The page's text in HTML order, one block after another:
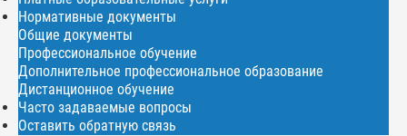
Нормативные документы
Общие документы
Профессиональное обучение
Дополнительное профессиональное образование
Дистанционное обучение
Часто задаваемые вопросы
Оставить обратную связь